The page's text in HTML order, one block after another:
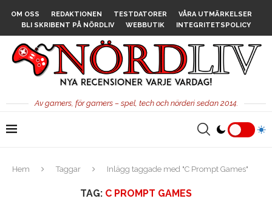
OM OSS REDAKTIONEN TESTDATORER
VÅRA UTMÄRKELSER
BLI SKRIBENT PÅ NÖRDLIV
WEBBUTIK INTEGRITETSPOLICY
Av gamers, för gamers – spel, tech och nörderi sedan 2014.
Hem Taggar Inlägg taggade med "C Prompt Games"
TAG: C PROMPT GAMES